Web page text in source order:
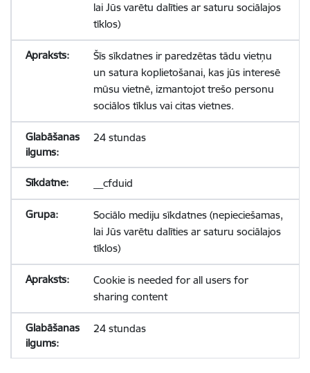
lai Jūs varētu dalīties ar saturu sociālajos
tīklos)
Šīs sīkdatnes ir paredzētas tādu vietņu
un satura koplietošanai, kas jūs interesē
mūsu vietnē, izmantojot trešo personu
sociālos tīklus vai citas vietnes.
24 stundas
__cfduid
Sociālo mediju sīkdatnes (nepieciešamas,
lai Jūs varētu dalīties ar saturu sociālajos
tīklos)
Cookie is needed for all users for
sharing content
24 stundas